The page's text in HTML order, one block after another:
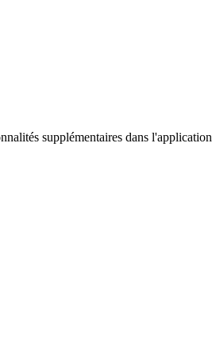
supplémentaires dans l'application